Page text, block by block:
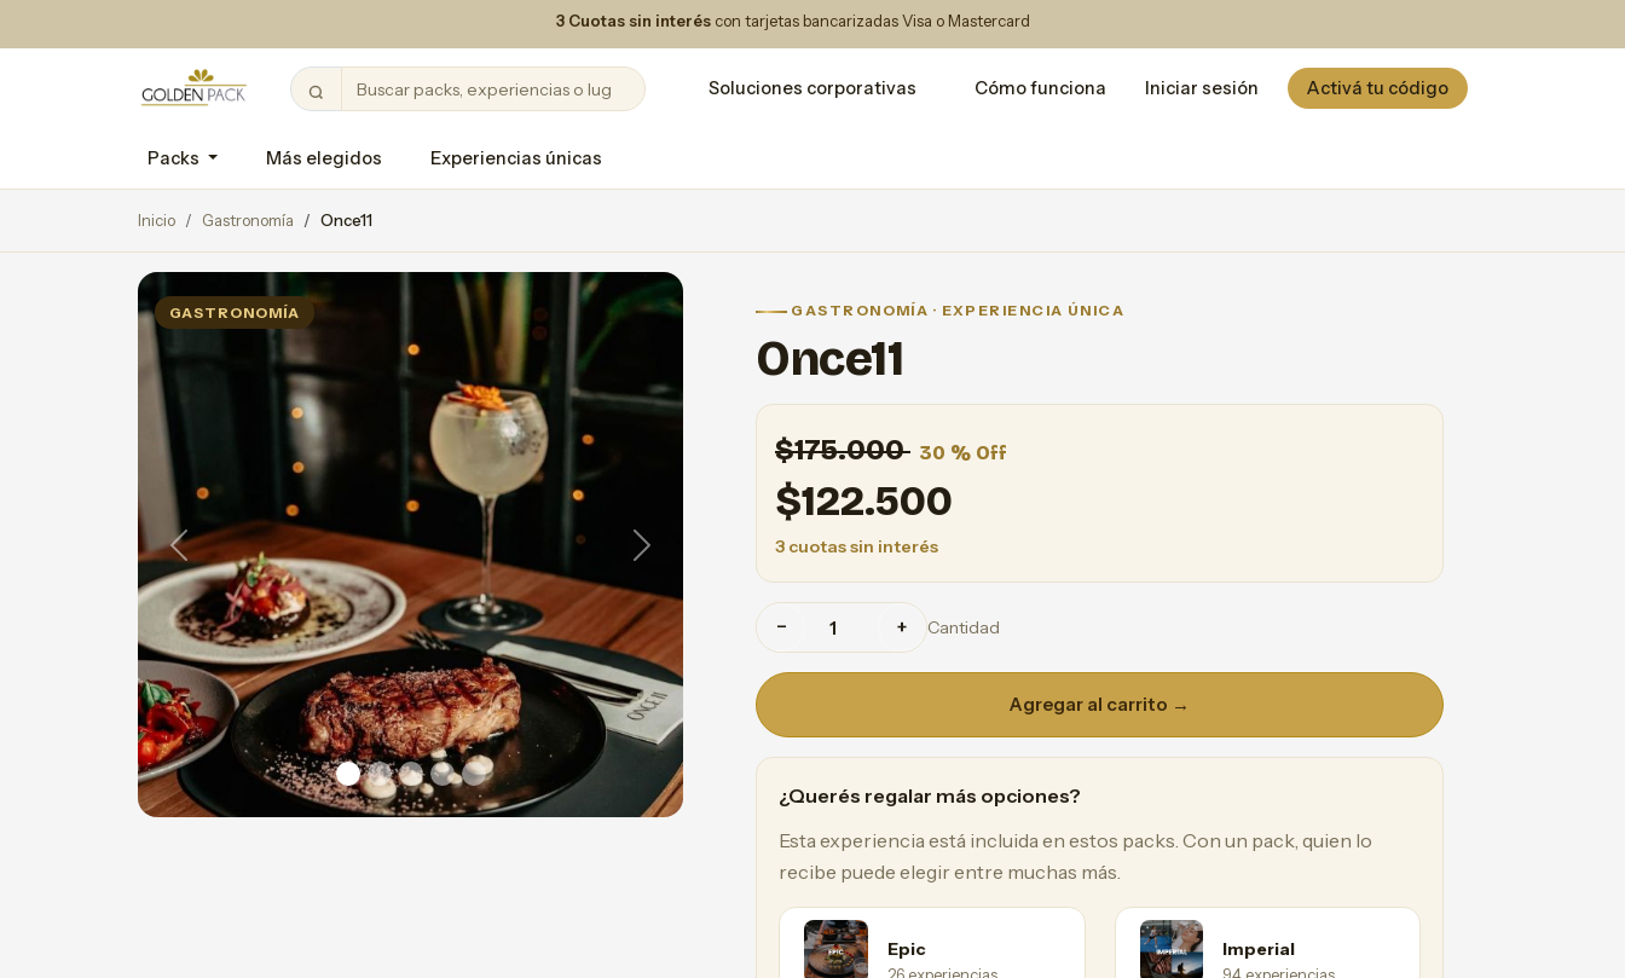
3 Cuotas sin interés con tarjetas bancarizadas Visa o Mastercard
Soluciones corporativas Cómo funciona Iniciar sesión Activá tu código
Packs Más elegidos Experiencias únicas
Inicio Gastronomía Once11
GASTRONOMÍA
Previous Next
GASTRONOMÍA · EXPERIENCIA ÚNICA
Once11
$175.000 30 % Off
$122.500
3 cuotas sin interés
− + Cantidad
Agregar al carrito →
¿Querés regalar más opciones?
Esta experiencia está incluida en estos packs. Con un pack, quien lo
recibe puede elegir entre muchas más.
Epic Imperial